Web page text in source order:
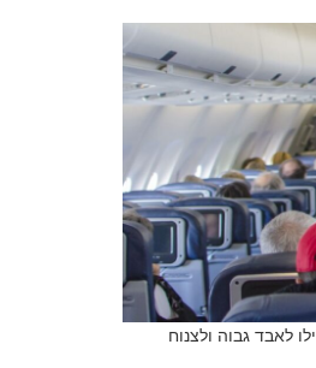
לאבד גבוה ולצנוח